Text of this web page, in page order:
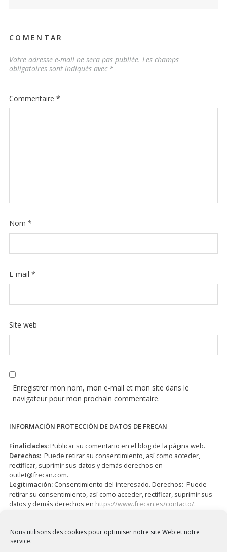
Nous utilisons des cookies pour optimiser notre site Web et notre
service.
COMENTAR
Votre adresse e-mail ne sera pas publiée. Les champs
obligatoires sont indiqués avec *
Commentaire *
Nom *
E-mail *
Site web
Enregistrer mon nom, mon e-mail et mon site dans le
navigateur pour mon prochain commentaire.
INFORMACIÓN PROTECCIÓN DE DATOS DE FRECAN
Finalidades:Publicar su comentario en el blog de la página web.
Derechos: Puede retirar su consentimiento, así como acceder,
rectificar, suprimir sus datos y demás derechos en
outlet@frecan.com.
Legitimación: Consentimiento del interesado. Derechos: Puede
retirar su consentimiento, así como acceder, rectificar, suprimir sus
datos y demás derechos en https://www.frecan.es/contacto/.